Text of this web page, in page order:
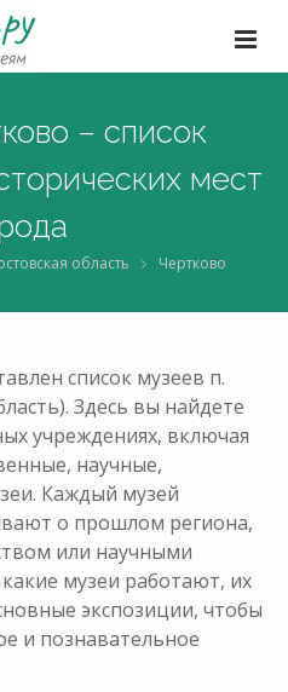
– список
мест
область Чертково
список музеев п.
Здесь вы найдете
учреждениях, включая
научные,
Каждый музей
о прошлом региона,
или научными
музеи работают, их
экспозиции, чтобы
и познавательное